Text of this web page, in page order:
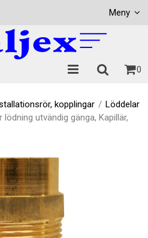
Meny
0
kopplingar / Löddelar
utvändig gänga, Kapillär,